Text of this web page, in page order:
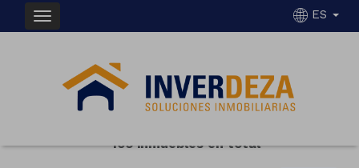
ES
INMUEBLES EN VENTA EN LALÍN
Filtrar Ordenar
105 inmuebles en total